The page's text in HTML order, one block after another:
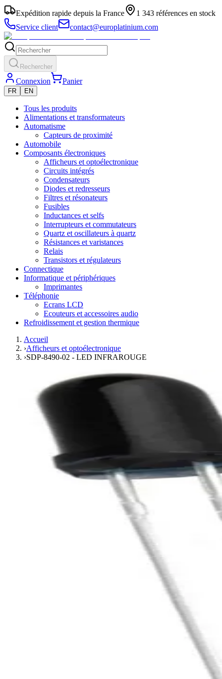
Expédition rapide depuis la France
1 343 références en stock
Service client
contact@europlatinium.com
Rechercher
Connexion Panier
FR EN
Tous les produits
Alimentations et transformateurs
Automatisme
Capteurs de proximité
Automobile
Composants électroniques
Afficheurs et optoélectronique
Circuits intégrés
Condensateurs
Diodes et redresseurs
Filtres et résonateurs
Fusibles
Inductances et selfs
Interrupteurs et commutateurs
Quartz et oscillateurs à quartz
Résistances et varistances
Relais
Transistors et régulateurs
Connectique
Informatique et périphériques
Imprimantes
Téléphonie
Ecrans LCD
Ecouteurs et accessoires audio
Refroidissement et gestion thermique
Accueil
›Afficheurs et optoélectronique
›SDP-8490-02 - LED INFRAROUGE